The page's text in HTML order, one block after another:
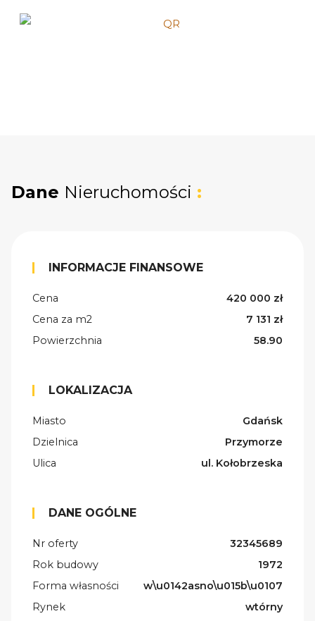
Dane Nieruchomości :
INFORMACJE FINANSOWE
Cena
420 000 zł
Cena za m2
7 131 zł
Powierzchnia
58.90
LOKALIZACJA
Miasto
Gdańsk
Dzielnica
Przymorze
Ulica
ul. Kołobrzeska
DANE OGÓLNE
Nr oferty
32345689
Rok budowy
1972
Forma własności
w\u0142asno\u015b\u0107
Rynek
wtórny